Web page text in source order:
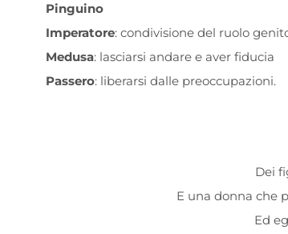
Pinguino
Imperatore: condivisione del ruolo
Medusa: lasciarsi andare e aver fiducia
Passero: liberarsi dalle preoccupazioni.
Dei
E una donna che
Ed